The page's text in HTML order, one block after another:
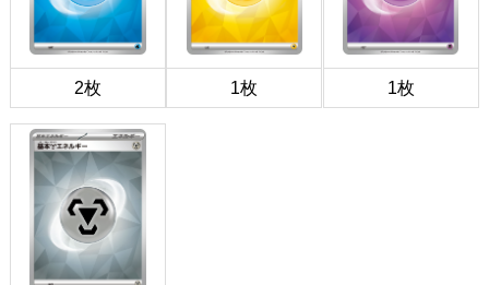
2枚 1枚 1枚